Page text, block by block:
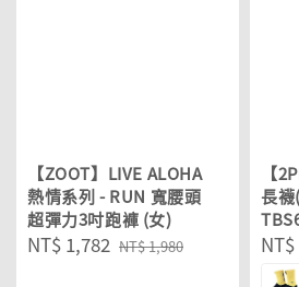
【ZOOT】LIVE ALOHA
熱情系列 - RUN 寬腰頭
超彈力3吋跑褲 (女)
Sale
NT$ 1,782 Regular
NT$ 1,980
【
長襪
price